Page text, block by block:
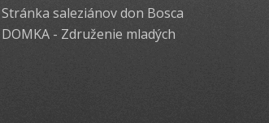
Stránka saleziánov don Bosca
DOMKA - Združenie mladých